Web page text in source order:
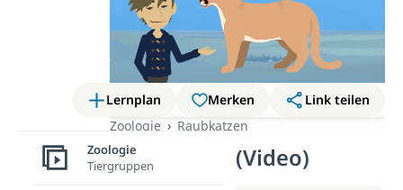
Lernplan Merken
Link teilen
Zoologie
Raubkatzen
Puma (Tier) (Video)
Zoologie
Tiergruppen